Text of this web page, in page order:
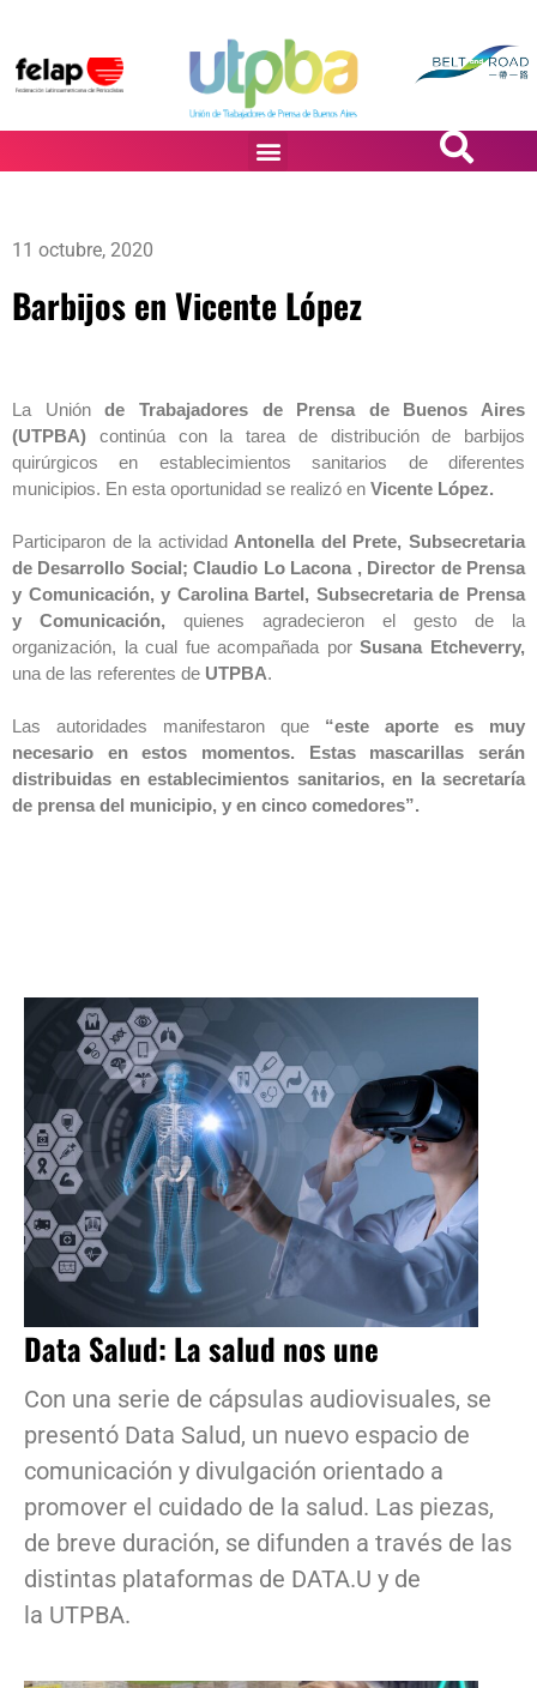
11 octubre, 2020
Barbijos en Vicente López
La Uniónde Trabajadores de Prensa de Buenos Aires
(UTPBA) continúa con la tarea de distribución de barbijos
quirúrgicos en establecimientos sanitarios de diferentes
municipios. En esta oportunidad se realizó en Vicente López.
Participaron de la actividad Antonella del Prete, Subsecretaria
de Desarrollo Social; Claudio Lo Lacona , Director de Prensa
y Comunicación, y Carolina Bartel, Subsecretaria de Prensa
y Comunicación, quienes agradecieron el gesto de la
organización, la cual fue acompañada porSusana Etcheverry,
una de las referentes de UTPBA.
Las autoridades manifestaron que “este aporte es muy
necesario en estos momentos. Estas mascarillas serán
distribuidas en establecimientos sanitarios, en la secretaría
de prensa del municipio, y en cinco comedores”.
Data Salud: La salud nos une
Con una serie de cápsulas audiovisuales, se
presentó Data Salud, un nuevo espacio de
comunicación y divulgación orientado a
promover el cuidado de la salud. Las piezas,
de breve duración, se difunden a través de las
distintas plataformas de DATA.U y de
la UTPBA.